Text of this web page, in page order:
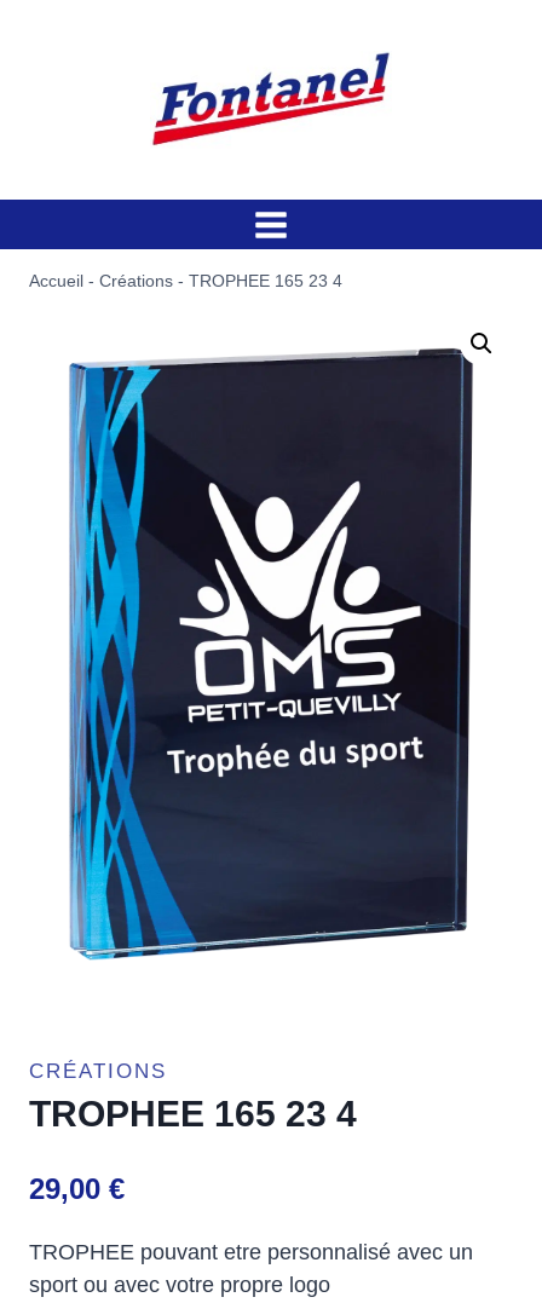
Accueil - Créations - TROPHEE 165 23 4
CRÉATIONS
TROPHEE 165 23 4
29,00 €
TROPHEE pouvant etre personnalisé avec un
sport ou avec votre propre logo